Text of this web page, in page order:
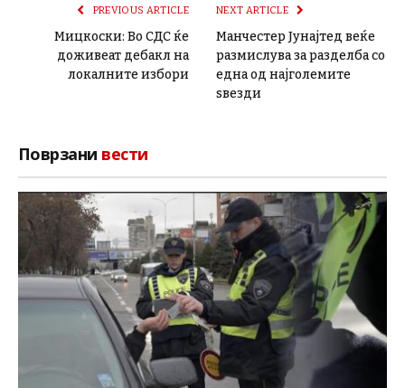
PREVIOUS ARTICLE
Мицкоски: Во СДС ќе
доживеат дебакл на
локалните избори
NEXT ARTICLE
Манчестер Јунајтед веќе
размислува за разделба со
една од најголемите
ѕвезди
Поврзани вести